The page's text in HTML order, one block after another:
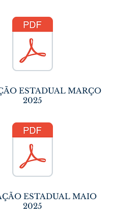
ESTADUAL MARÇO
2025
ESTADUAL MAIO
2025